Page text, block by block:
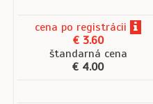
cena po registrácii
€ 3.60
štandarná cena
€ 4.00